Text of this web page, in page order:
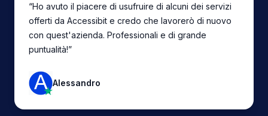
“Ho avuto il piacere di usufruire di alcuni dei servizi
offerti da Accessibit e credo che lavorerò di nuovo
con quest'azienda. Professionali e di grande
puntualità!”
Alessandro